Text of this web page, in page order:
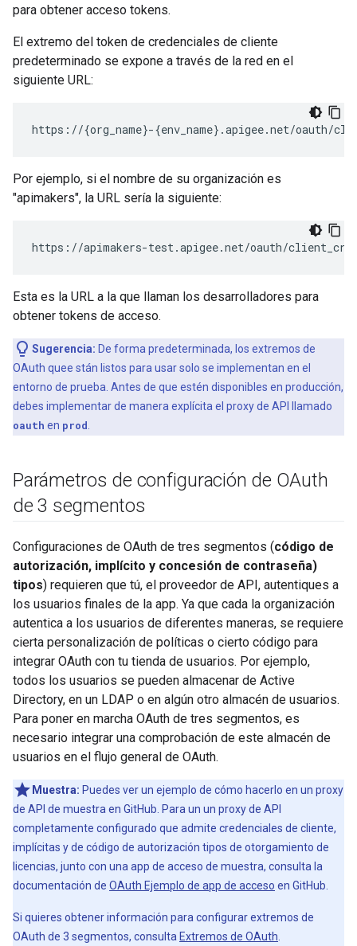
para obtener acceso tokens.
El extremo del token de credenciales de cliente
predeterminado se expone a través de la red en el
siguiente URL:
https://{org_name}-{env_name}.apigee.net/oauth/
Por ejemplo, si el nombre de su organización es
"apimakers", la URL sería la siguiente:
https://apimakers-test.apigee.net/oauth/
Esta es la URL a la que llaman los desarrolladores para
obtener tokens de acceso.
Sugerencia: De forma predeterminada, los extremos de
OAuth quee stán listos para usar solo se implementan en el
entorno de prueba. Antes de que estén disponibles en producción,
debes implementar de manera explícita el proxy de API llamado
oauth en prod
Parámetros de configuración de OAuth
de 3 segmentos
Configuraciones de OAuth de tres segmentos (código de
autorización, implícito y concesión de contraseña)
tipos) requieren que tú, el proveedor de API, autentiques a
los usuarios finales de la app. Ya que cada la organización
autentica a los usuarios de diferentes maneras, se requiere
cierta personalización de políticas o cierto código para
integrar OAuth con tu tienda de usuarios. Por ejemplo,
todos los usuarios se pueden almacenar de Active
Directory, en un LDAP o en algún otro almacén de usuarios.
Para poner en marcha OAuth de tres segmentos, es
necesario integrar una comprobación de este almacén de
usuarios en el flujo general de OAuth.
Muestra: Puedes ver un ejemplo de cómo hacerlo en un proxy
de API de muestra en GitHub. Para un un proxy de API
completamente configurado que admite credenciales de cliente,
implícitas y de código de autorización tipos de otorgamiento de
licencias, junto con una app de acceso de muestra, consulta la
documentación de OAuth Ejemplo de app de acceso en GitHub.
Si quieres obtener información para configurar extremos de
OAuth de 3 segmentos, consulta Extremos de OAuth